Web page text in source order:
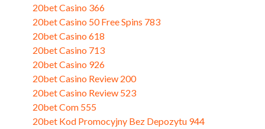
20bet Casino 366
20bet Casino 50 Free Spins 783
20bet Casino 618
20bet Casino 713
20bet Casino 926
20bet Casino Review 200
20bet Casino Review 523
20bet Com 555
20bet Kod Promocyjny Bez Depozytu 944